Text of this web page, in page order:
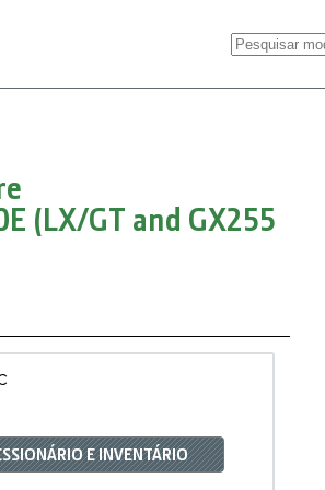
(LX/GT and GX255
E INVENTÁRIO